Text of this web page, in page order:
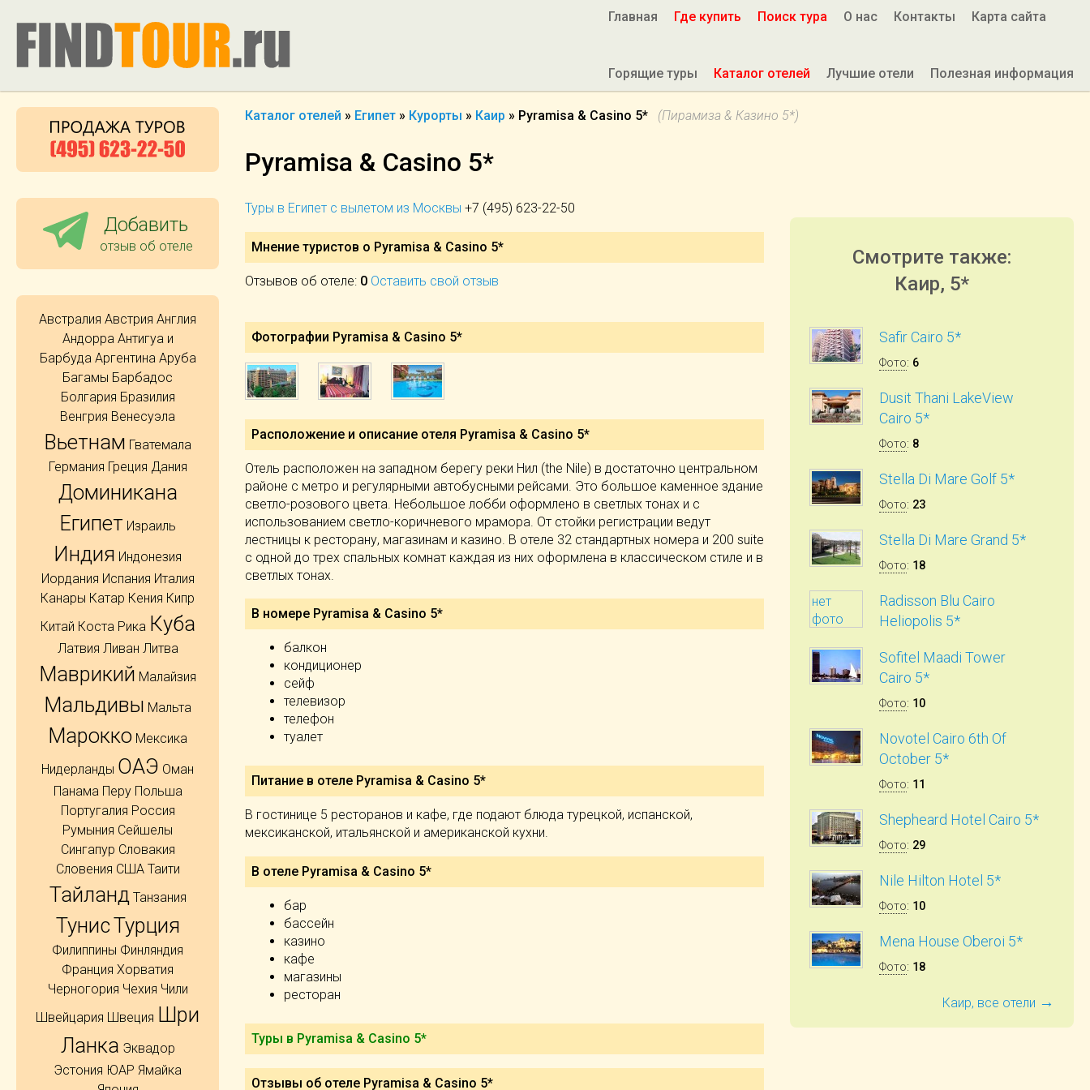
Главная Где купить Поиск тура О нас Контакты Карта сайта
Горящие туры Каталог отелей Лучшие отели Полезная информация
Каталог отелей » Египет » Курорты » Каир » Pyramisa & Casino 5* (Пирамиза & Казино 5*)
Pyramisa & Casino 5*
Туры в Египет с вылетом из Москвы +7 (495) 623-22-50
Мнение туристов о Pyramisa & Casino 5*
Отзывов об отеле: 0 Оставить свой отзыв
Фотографии Pyramisa & Casino 5*
Расположение и описание отеля Pyramisa & Casino 5*
Отель расположен на западном берегу реки Нил (the Nile) в достаточно центральном
районе с метро и регулярными автобусными рейсами. Это большое каменное здание
светло-розового цвета. Небольшое лобби оформлено в светлых тонах и с
использованием светло-коричневого мрамора. От стойки регистрации ведут
лестницы к ресторану, магазинам и казино. В отеле 32 стандартных номера и 200 suite
с одной до трех спальных комнат каждая из них оформлена в классическом стиле и в
светлых тонах.
В номере Pyramisa & Casino 5*
балкон
кондиционер
сейф
телевизор
телефон
туалет
Питание в отеле Pyramisa & Casino 5*
В гостинице 5 ресторанов и кафе, где подают блюда турецкой, испанской,
мексиканской, итальянской и американской кухни.
В отеле Pyramisa & Casino 5*
бар
бассейн
казино
кафе
магазины
ресторан
Туры в Pyramisa & Casino 5*
Отзывы об отеле Pyramisa & Casino 5*
Смотрите также:
Каир, 5*
Safir Cairo 5*
Фото: 6
Dusit Thani LakeView
Cairo 5*
Фото: 8
Stella Di Mare Golf 5*
Фото: 23
Stella Di Mare Grand 5*
Фото: 18
нет
фото
Radisson Blu Cairo
Heliopolis 5*
Sofitel Maadi Tower
Cairo 5*
Фото: 10
Novotel Cairo 6th Of
October 5*
Фото: 11
Shepheard Hotel Cairo 5*
Фото: 29
Nile Hilton Hotel 5*
Фото: 10
Mena House Oberoi 5*
Фото: 18
Каир, все отели →
Добавить
отзыв об отеле
Австралия Австрия Англия
Андорра Антигуа и
Барбуда Аргентина Аруба
Багамы Барбадос
Болгария Бразилия
Венгрия Венесуэла
Вьетнам Гватемала
Германия Греция Дания
Доминикана
Египет Израиль
Индия Индонезия
Иордания Испания Италия
Канары Катар Кения Кипр
Китай Коста Рика Куба
Латвия Ливан Литва
Маврикий Малайзия
Мальдивы Мальта
Марокко Мексика
Нидерланды ОАЭ Оман
Панама Перу Польша
Португалия Россия
Румыния Сейшелы
Сингапур Словакия
Словения США Таити
Тайланд Танзания
ТунисТурция
Филиппины Финляндия
Франция Хорватия
Черногория Чехия Чили
Швейцария Швеция Шри
Ланка Эквадор
Эстония ЮАР Ямайка